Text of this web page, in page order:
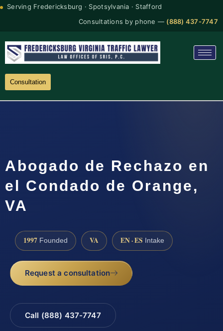
Serving Fredericksburg · Spotsylvania · Stafford
Consultations by phone — (888) 437-7747
Consultation
Abogado de Rechazo en
el Condado de Orange,
VA
1997 Founded VA EN · ES Intake
Request a consultation
Call (888) 437-7747